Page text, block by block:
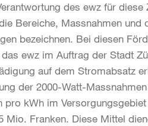
des ewz für
Bereiche, Massnahmen
bezeichnen. Bei diesen
ewz im Auftrag der Stadt
auf dem Stromabsatz
der 2000-Watt-
kWh im
Franken. Diese Mittel